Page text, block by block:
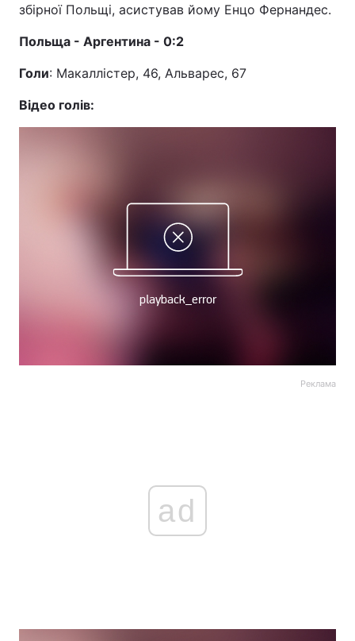
збірної Польщі, асистував йому Енцо Фернандес.
Польща - Аргентина - 0:2
Голи: Макаллістер, 46, Альварес, 67
Відео голів:
Реклама
ad